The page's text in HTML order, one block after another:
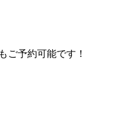
ご予約可能です！